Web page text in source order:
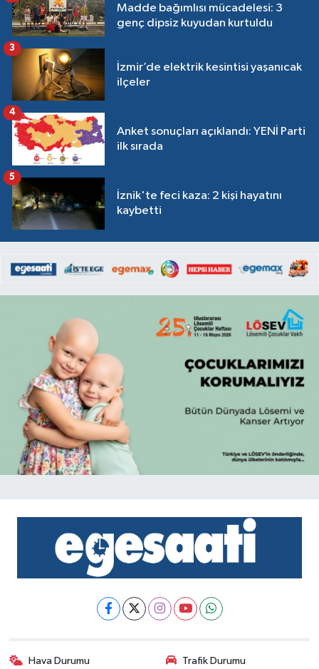
Madde bağımlısı mücadelesi: 3
genç dipsiz kuyudan kurtuldu
İzmir’de elektrik kesintisi yaşanıcak
ilçeler
3
Anket sonuçları açıklandı: YENİ Parti
ilk sırada
4
İznik'te feci kaza: 2 kişi hayatını
kaybetti
5
Hava Durumu Trafik Durumu